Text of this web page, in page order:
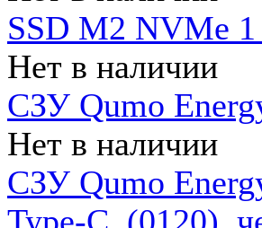
SSD M2 NVMe
Нет в наличии
СЗУ Qumo
Нет в наличии
СЗУ Qumo